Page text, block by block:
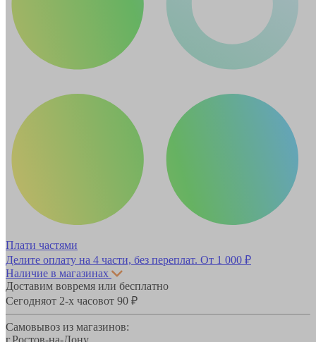
Плати частями
Делите оплату на 4 части, без переплат. От 1 000 ₽
Наличие в магазинах
Доставим вовремя или бесплатно
Сегодняот 2-х часовот 90 ₽
Самовывоз из магазинов:
г.Ростов-на-Дону